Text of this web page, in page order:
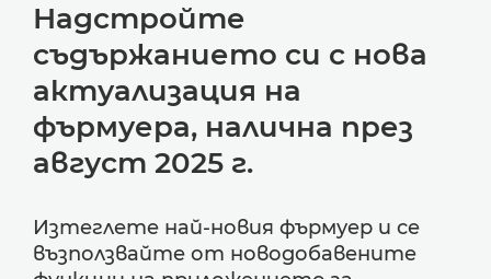
Надстройте
съдържанието си с нова
актуализация на
фърмуера, налична през
август 2025 г.
Изтеглете най-новия фърмуер и се
възползвайте от новодобавените